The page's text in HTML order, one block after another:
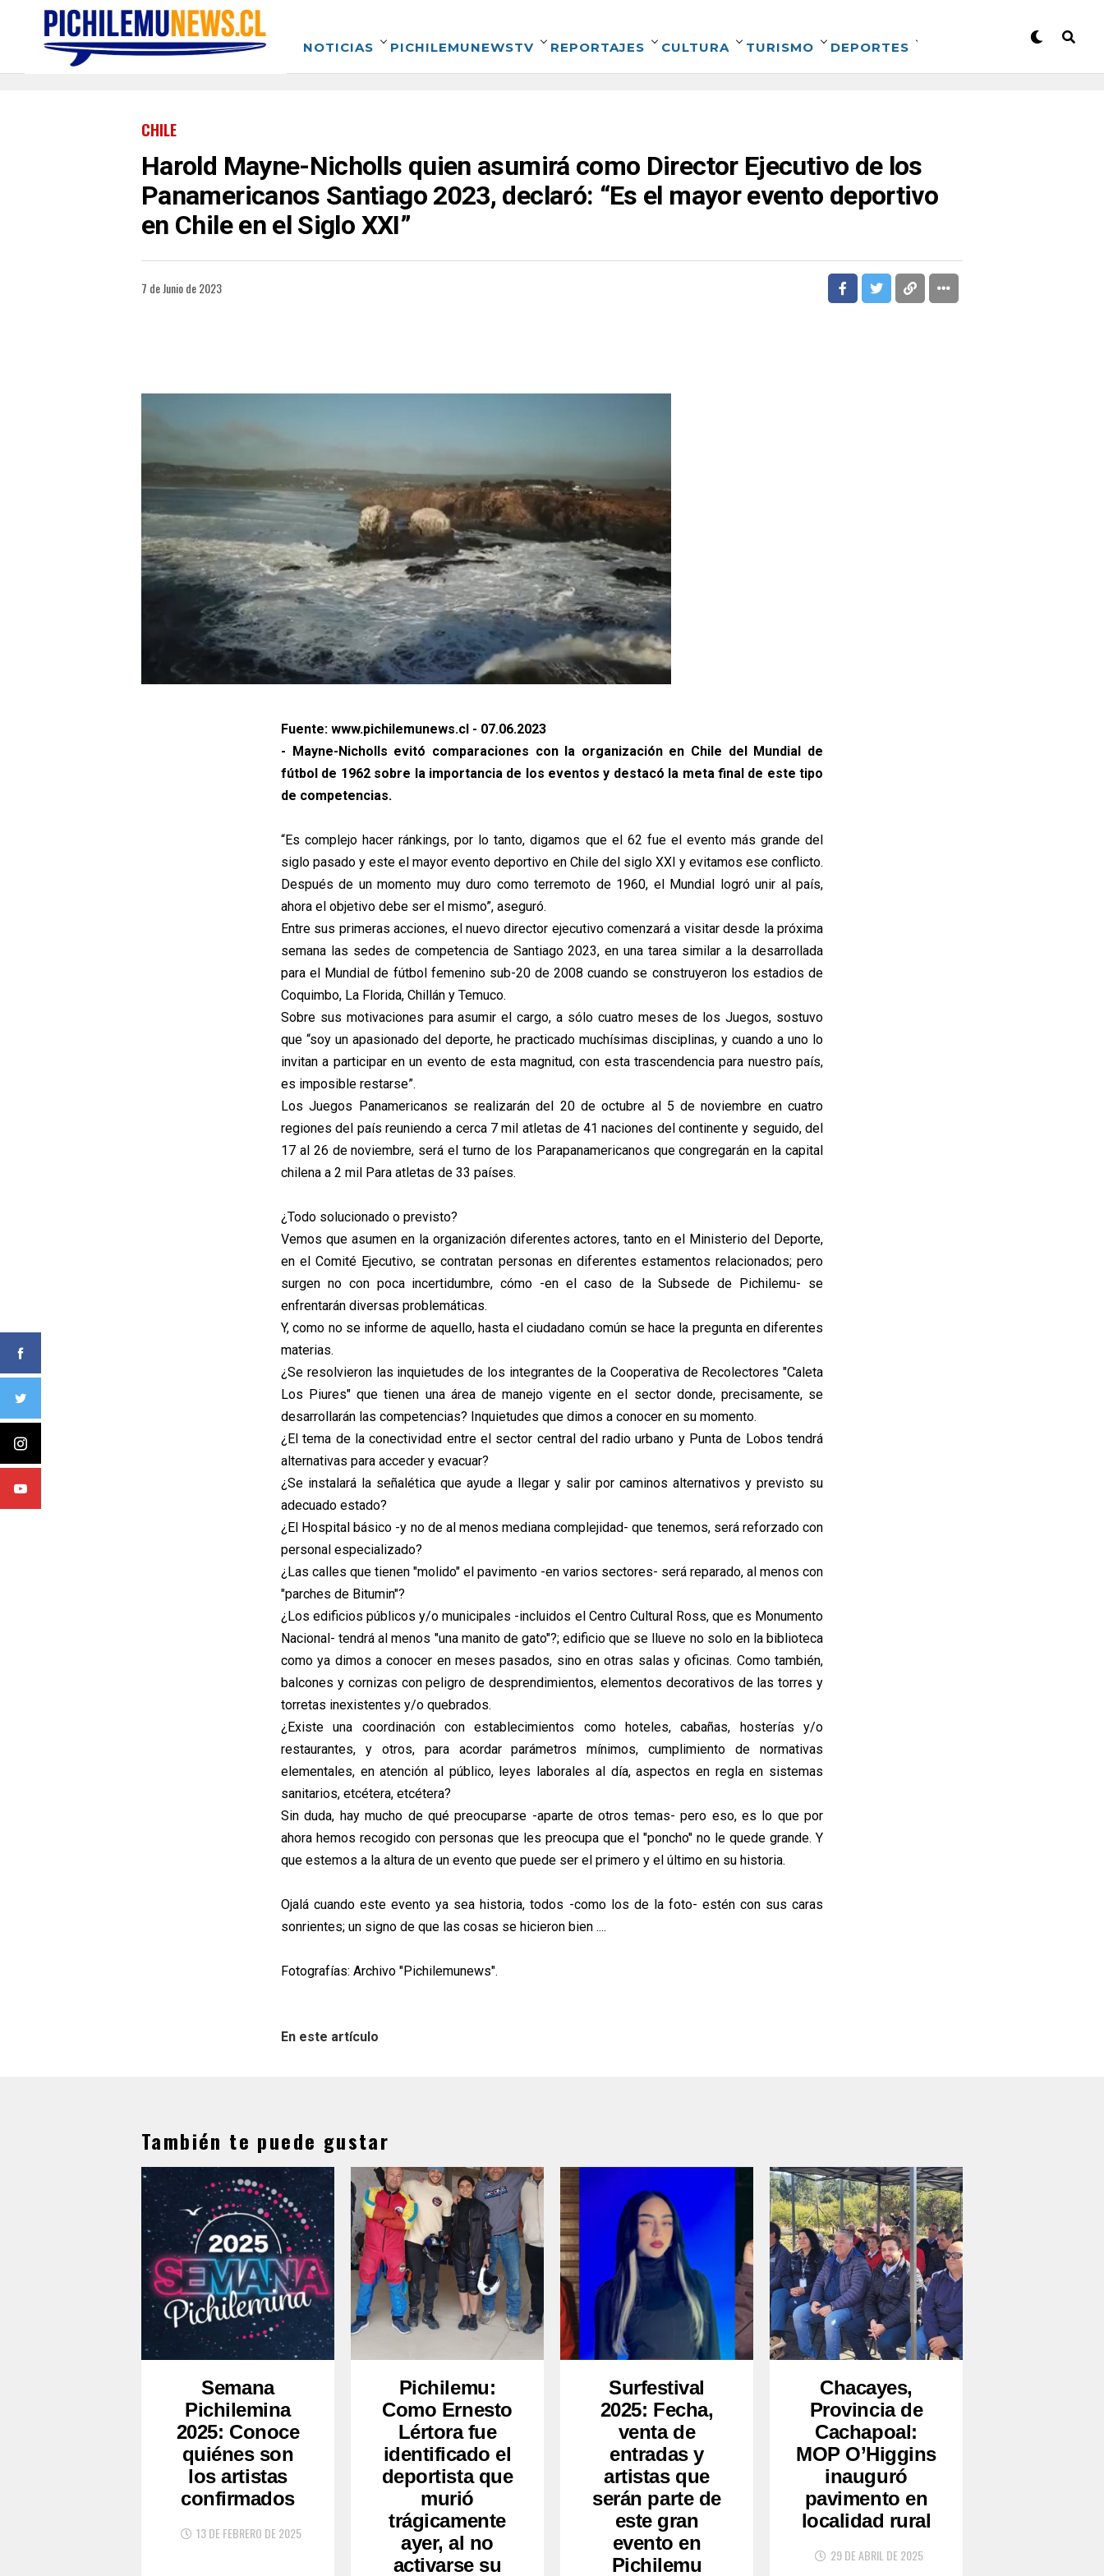
NOTICIAS PICHILEMUNEWSTV REPORTAJES CULTURA TURISMO DEPORTES
CHILE
Harold Mayne-Nicholls quien asumirá como Director Ejecutivo de los
Panamericanos Santiago 2023, declaró: “Es el mayor evento deportivo
en Chile en el Siglo XXI”
7 de Junio de 2023
Fuente: www.pichilemunews.cl - 07.06.2023
- Mayne-Nicholls evitó comparaciones con la organización en Chile del Mundial de
fútbol de 1962 sobre la importancia de los eventos y destacó la meta final de este tipo
de competencias.
“Es complejo hacer ránkings, por lo tanto, digamos que el 62 fue el evento más grande del
siglo pasado y este el mayor evento deportivo en Chile del siglo XXI y evitamos ese conflicto.
Después de un momento muy duro como terremoto de 1960, el Mundial logró unir al país,
ahora el objetivo debe ser el mismo”, aseguró.
Entre sus primeras acciones, el nuevo director ejecutivo comenzará a visitar desde la próxima
semana las sedes de competencia de Santiago 2023, en una tarea similar a la desarrollada
para el Mundial de fútbol femenino sub-20 de 2008 cuando se construyeron los estadios de
Coquimbo, La Florida, Chillán y Temuco.
Sobre sus motivaciones para asumir el cargo, a sólo cuatro meses de los Juegos, sostuvo
que “soy un apasionado del deporte, he practicado muchísimas disciplinas, y cuando a uno lo
invitan a participar en un evento de esta magnitud, con esta trascendencia para nuestro país,
es imposible restarse”.
Los Juegos Panamericanos se realizarán del 20 de octubre al 5 de noviembre en cuatro
regiones del país reuniendo a cerca 7 mil atletas de 41 naciones del continente y seguido, del
17 al 26 de noviembre, será el turno de los Parapanamericanos que congregarán en la capital
chilena a 2 mil Para atletas de 33 países.
¿Todo solucionado o previsto?
Vemos que asumen en la organización diferentes actores, tanto en el Ministerio del Deporte,
en el Comité Ejecutivo, se contratan personas en diferentes estamentos relacionados; pero
surgen no con poca incertidumbre, cómo -en el caso de la Subsede de Pichilemu- se
enfrentarán diversas problemáticas.
Y, como no se informe de aquello, hasta el ciudadano común se hace la pregunta en diferentes
materias.
¿Se resolvieron las inquietudes de los integrantes de la Cooperativa de Recolectores "Caleta
Los Piures" que tienen una área de manejo vigente en el sector donde, precisamente, se
desarrollarán las competencias? Inquietudes que dimos a conocer en su momento.
¿El tema de la conectividad entre el sector central del radio urbano y Punta de Lobos tendrá
alternativas para acceder y evacuar?
¿Se instalará la señalética que ayude a llegar y salir por caminos alternativos y previsto su
adecuado estado?
¿El Hospital básico -y no de al menos mediana complejidad- que tenemos, será reforzado con
personal especializado?
¿Las calles que tienen "molido" el pavimento -en varios sectores- será reparado, al menos con
"parches de Bitumin"?
¿Los edificios públicos y/o municipales -incluidos el Centro Cultural Ross, que es Monumento
Nacional- tendrá al menos "una manito de gato"?; edificio que se llueve no solo en la biblioteca
como ya dimos a conocer en meses pasados, sino en otras salas y oficinas. Como también,
balcones y cornizas con peligro de desprendimientos, elementos decorativos de las torres y
torretas inexistentes y/o quebrados.
¿Existe una coordinación con establecimientos como hoteles, cabañas, hosterías y/o
restaurantes, y otros, para acordar parámetros mínimos, cumplimiento de normativas
elementales, en atención al público, leyes laborales al día, aspectos en regla en sistemas
sanitarios, etcétera, etcétera?
Sin duda, hay mucho de qué preocuparse -aparte de otros temas- pero eso, es lo que por
ahora hemos recogido con personas que les preocupa que el "poncho" no le quede grande. Y
que estemos a la altura de un evento que puede ser el primero y el último en su historia.
Ojalá cuando este evento ya sea historia, todos -como los de la foto- estén con sus caras
sonrientes; un signo de que las cosas se hicieron bien ....
Fotografías: Archivo "Pichilemunews".
En este artículo
También te puede gustar
Semana
Pichilemina
2025: Conoce
quiénes son
los artistas
confirmados
13 DE FEBRERO DE 2025
Pichilemu:
Como Ernesto
Lértora fue
identificado el
deportista que
murió
trágicamente
ayer, al no
activarse su
Surfestival
2025: Fecha,
venta de
entradas y
artistas que
serán parte de
este gran
evento en
Pichilemu
Chacayes,
Provincia de
Cachapoal:
MOP O’Higgins
inauguró
pavimento en
localidad rural
29 DE ABRIL DE 2025